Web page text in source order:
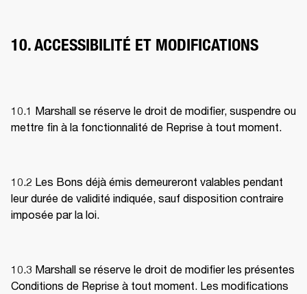
10. ACCESSIBILITÉ ET MODIFICATIONS
10.1 Marshall se réserve le droit de modifier, suspendre ou
mettre fin à la fonctionnalité de Reprise à tout moment.
10.2 Les Bons déjà émis demeureront valables pendant
leur durée de validité indiquée, sauf disposition contraire
imposée par la loi.
10.3 Marshall se réserve le droit de modifier les présentes
Conditions de Reprise à tout moment. Les modifications